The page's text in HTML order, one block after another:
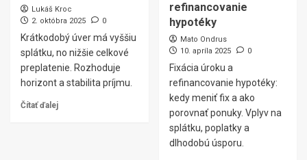
Lukáš Kroc
2. októbra 2025
0
Krátkodobý úver má vyššiu
splátku, no nižšie celkové
preplatenie. Rozhoduje
horizont a stabilita príjmu.
Čítať ďalej
refinancovanie
hypotéky
Mato Ondrus
10. apríla 2025
0
Fixácia úroku a
refinancovanie hypotéky:
kedy meniť fix a ako
porovnať ponuky. Vplyv na
splátku, poplatky a
dlhodobú úsporu.